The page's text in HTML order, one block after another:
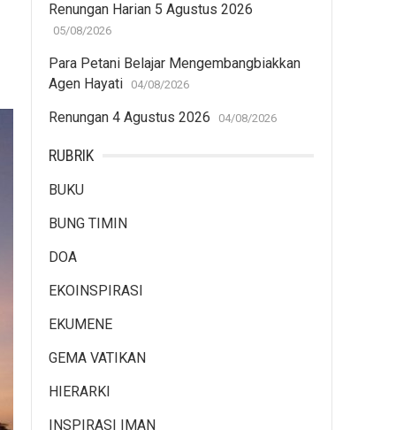
Renungan Harian 5 Agustus 2026
05/08/2026
Para Petani Belajar Mengembangbiakkan
Agen Hayati
04/08/2026
Renungan 4 Agustus 2026 04/08/2026
RUBRIK
BUKU
BUNG TIMIN
DOA
EKOINSPIRASI
EKUMENE
GEMA VATIKAN
HIERARKI
INSPIRASI IMAN